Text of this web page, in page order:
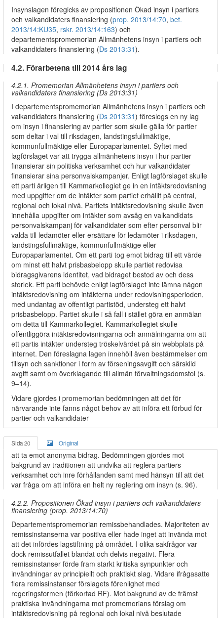
Insynslagen föregicks av propositionen Ökad insyn i partiers
och valkandidaters finansiering (prop. 2013/14:70, bet.
2013/14:KU35, rskr. 2013/14:163) och
departementspromemorian Allmänhetens insyn i partiers och
valkandidaters finansiering (Ds 2013:31).
4.2. Förarbetena till 2014 års lag
4.2.1. Promemorian Allmänhetens insyn i partiers och
valkandidaters finansiering (Ds 2013:31)
I departementspromemorian Allmänhetens insyn i partiers och
valkandidaters finansiering (Ds 2013:31) föreslogs en ny lag
om insyn i finansiering av partier som skulle gälla för partier
som deltar i val till riksdagen, landstingsfullmäktige,
kommunfullmäktige eller Europaparlamentet. Syftet med
lagförslaget var att trygga allmänhetens insyn i hur partier
finansierar sin politiska verksamhet och hur valkandidater
finansierar sina personvalskampanjer. Enligt lagförslaget skulle
ett parti årligen till Kammarkollegiet ge in en intäktsredovisning
med uppgifter om de intäkter som partiet erhållit på central,
regional och lokal nivå. Partiets intäktsredovisning skulle även
innehålla uppgifter om intäkter som avsåg en valkandidats
personvalskampanj för valkandidater som efter personval blir
valda till ledamöter eller ersättare för ledamöter i riksdagen,
landstingsfullmäktige, kommunfullmäktige eller
Europaparlamentet. Om ett parti tog emot bidrag till ett värde
om minst ett halvt prisbasbelopp skulle partiet redovisa
bidragsgivarens identitet, vad bidraget bestod av och dess
storlek. Ett parti behövde enligt lagförslaget inte lämna någon
intäktsredovisning om intäkterna under redovisningsperioden,
med undantag av offentligt partistöd, understeg ett halvt
prisbasbelopp. Partiet skulle i så fall i stället göra en anmälan
om detta till Kammarkollegiet. Kammarkollegiet skulle
offentliggöra intäktsredovisningarna och anmälningarna om att
ett partis intäkter understeg tröskelvärdet på sin webbplats på
internet. Den föreslagna lagen innehöll även bestämmelser om
tillsyn och sanktioner i form av förseningsavgift och särskild
avgift samt om överklagande till allmän förvaltningsdomstol (s.
9–14).
Vidare gjordes i promemorian bedömningen att det för
närvarande inte fanns något behov av att införa ett förbud för
partier och valkandidater
Sida 20 Original
att ta emot anonyma bidrag. Bedömningen gjordes mot
bakgrund av traditionen att undvika att reglera partiers
verksamhet och inre förhållanden samt med hänsyn till att det
var fråga om att införa en helt ny reglering om insyn (s. 96).
4.2.2. Propositionen Ökad insyn i partiers och valkandidaters
finansiering (prop. 2013/14:70)
Departementspromemorian remissbehandlades. Majoriteten av
remissinstanserna var positiva eller hade inget att invända mot
att det infördes lagstiftning på området. I olika sakfrågor var
dock remissutfallet blandat och delvis negativt. Flera
remissinstanser förde fram starkt kritiska synpunkter och
invändningar av principiellt och praktiskt slag. Vidare ifrågasatte
flera remissinstanser förslagets förenlighet med
regeringsformen (förkortad RF). Mot bakgrund av de främst
praktiska invändningarna mot promemorians förslag om
intäktsredovisning på regional och lokal nivå beslutade